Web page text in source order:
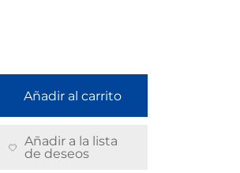
Añadir al carrito
Añadir a la lista
de deseos